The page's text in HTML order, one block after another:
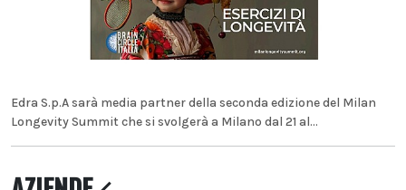
Edra S.p.A sarà media partner della seconda edizione del Milan
Longevity Summit che si svolgerà a Milano dal 21 al...